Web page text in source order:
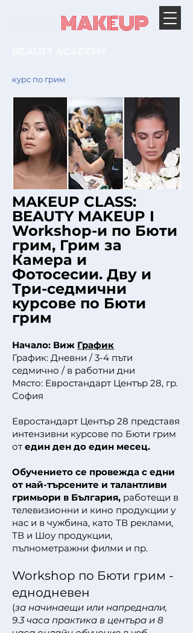
MAKEUP
курс по грим
MAKEUP CLASS:
BEAUTY MAKEUP I
Workshop-и по Бюти
грим, Грим за
Камера и
Фотосесии. Дву и
Три-седмични
курсове по Бюти
грим
Начало: Виж График
График: Дневни / 3-4 пъти
седмично / в работни дни
Място: Евростандарт Център 28, гр.
София
Евростандарт Център 28 представя
интензивни курсове по Бюти грим
от един ден до един месец.
Обучението се провежда с едни
от най-търсените и талантливи
гримьори в България, работещи в
телевизионни и кино продукции у
нас и в чужбина, като ТВ реклами,
ТВ и Шоу продукции,
пълнометражни филми и пр.
Workshop по Бюти грим -
еднодневен
(за начинаещи или напреднали,
9.3 часа практика в центъра и 8